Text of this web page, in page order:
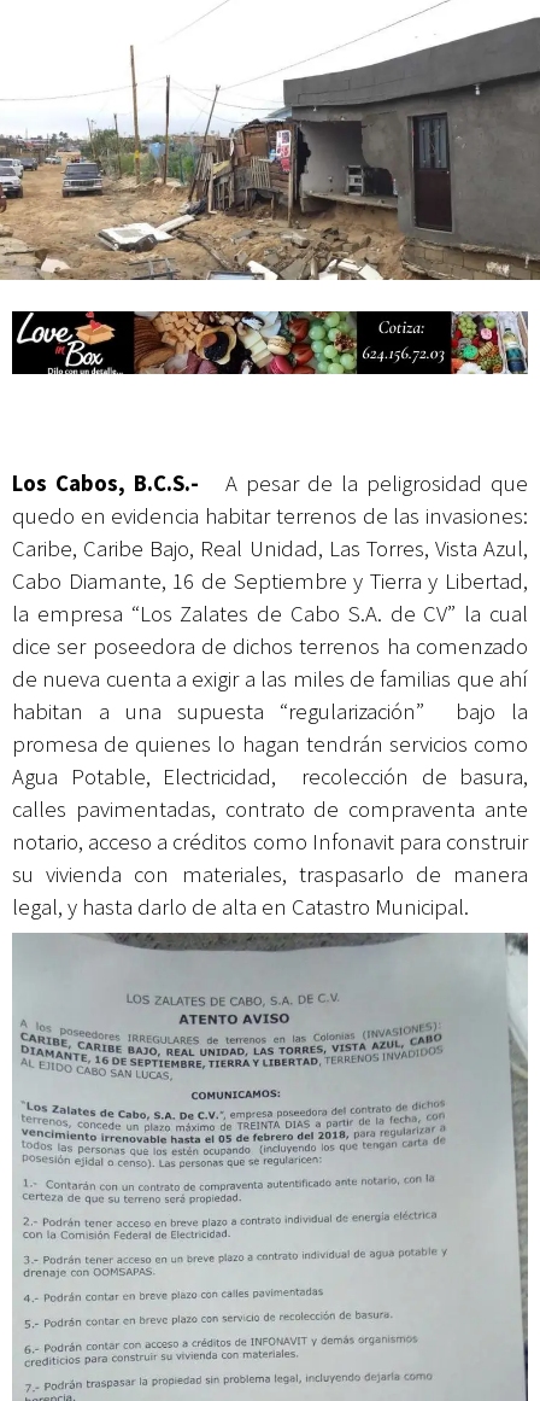
actividades de acceso libre
Los Cabos, B.C.S.- A pesar de la peligrosidad que
quedo en evidencia habitar terrenos de las invasiones:
Caribe, Caribe Bajo, Real Unidad, Las Torres, Vista Azul,
Cabo Diamante, 16 de Septiembre y Tierra y Libertad,
la empresa “Los Zalates de Cabo S.A. de CV” la cual
dice ser poseedora de dichos terrenos ha comenzado
de nueva cuenta a exigir a las miles de familias que ahí
habitan a una supuesta “regularización” bajo la
promesa de quienes lo hagan tendrán servicios como
Agua Potable, Electricidad, recolección de basura,
calles pavimentadas, contrato de compraventa ante
notario, acceso a créditos como Infonavit para construir
su vivienda con materiales, traspasarlo de manera
legal, y hasta darlo de alta en Catastro Municipal.